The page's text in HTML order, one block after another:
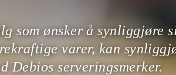
som ønsker å synliggjøre
varer, kan
Debios serveringsmerker.